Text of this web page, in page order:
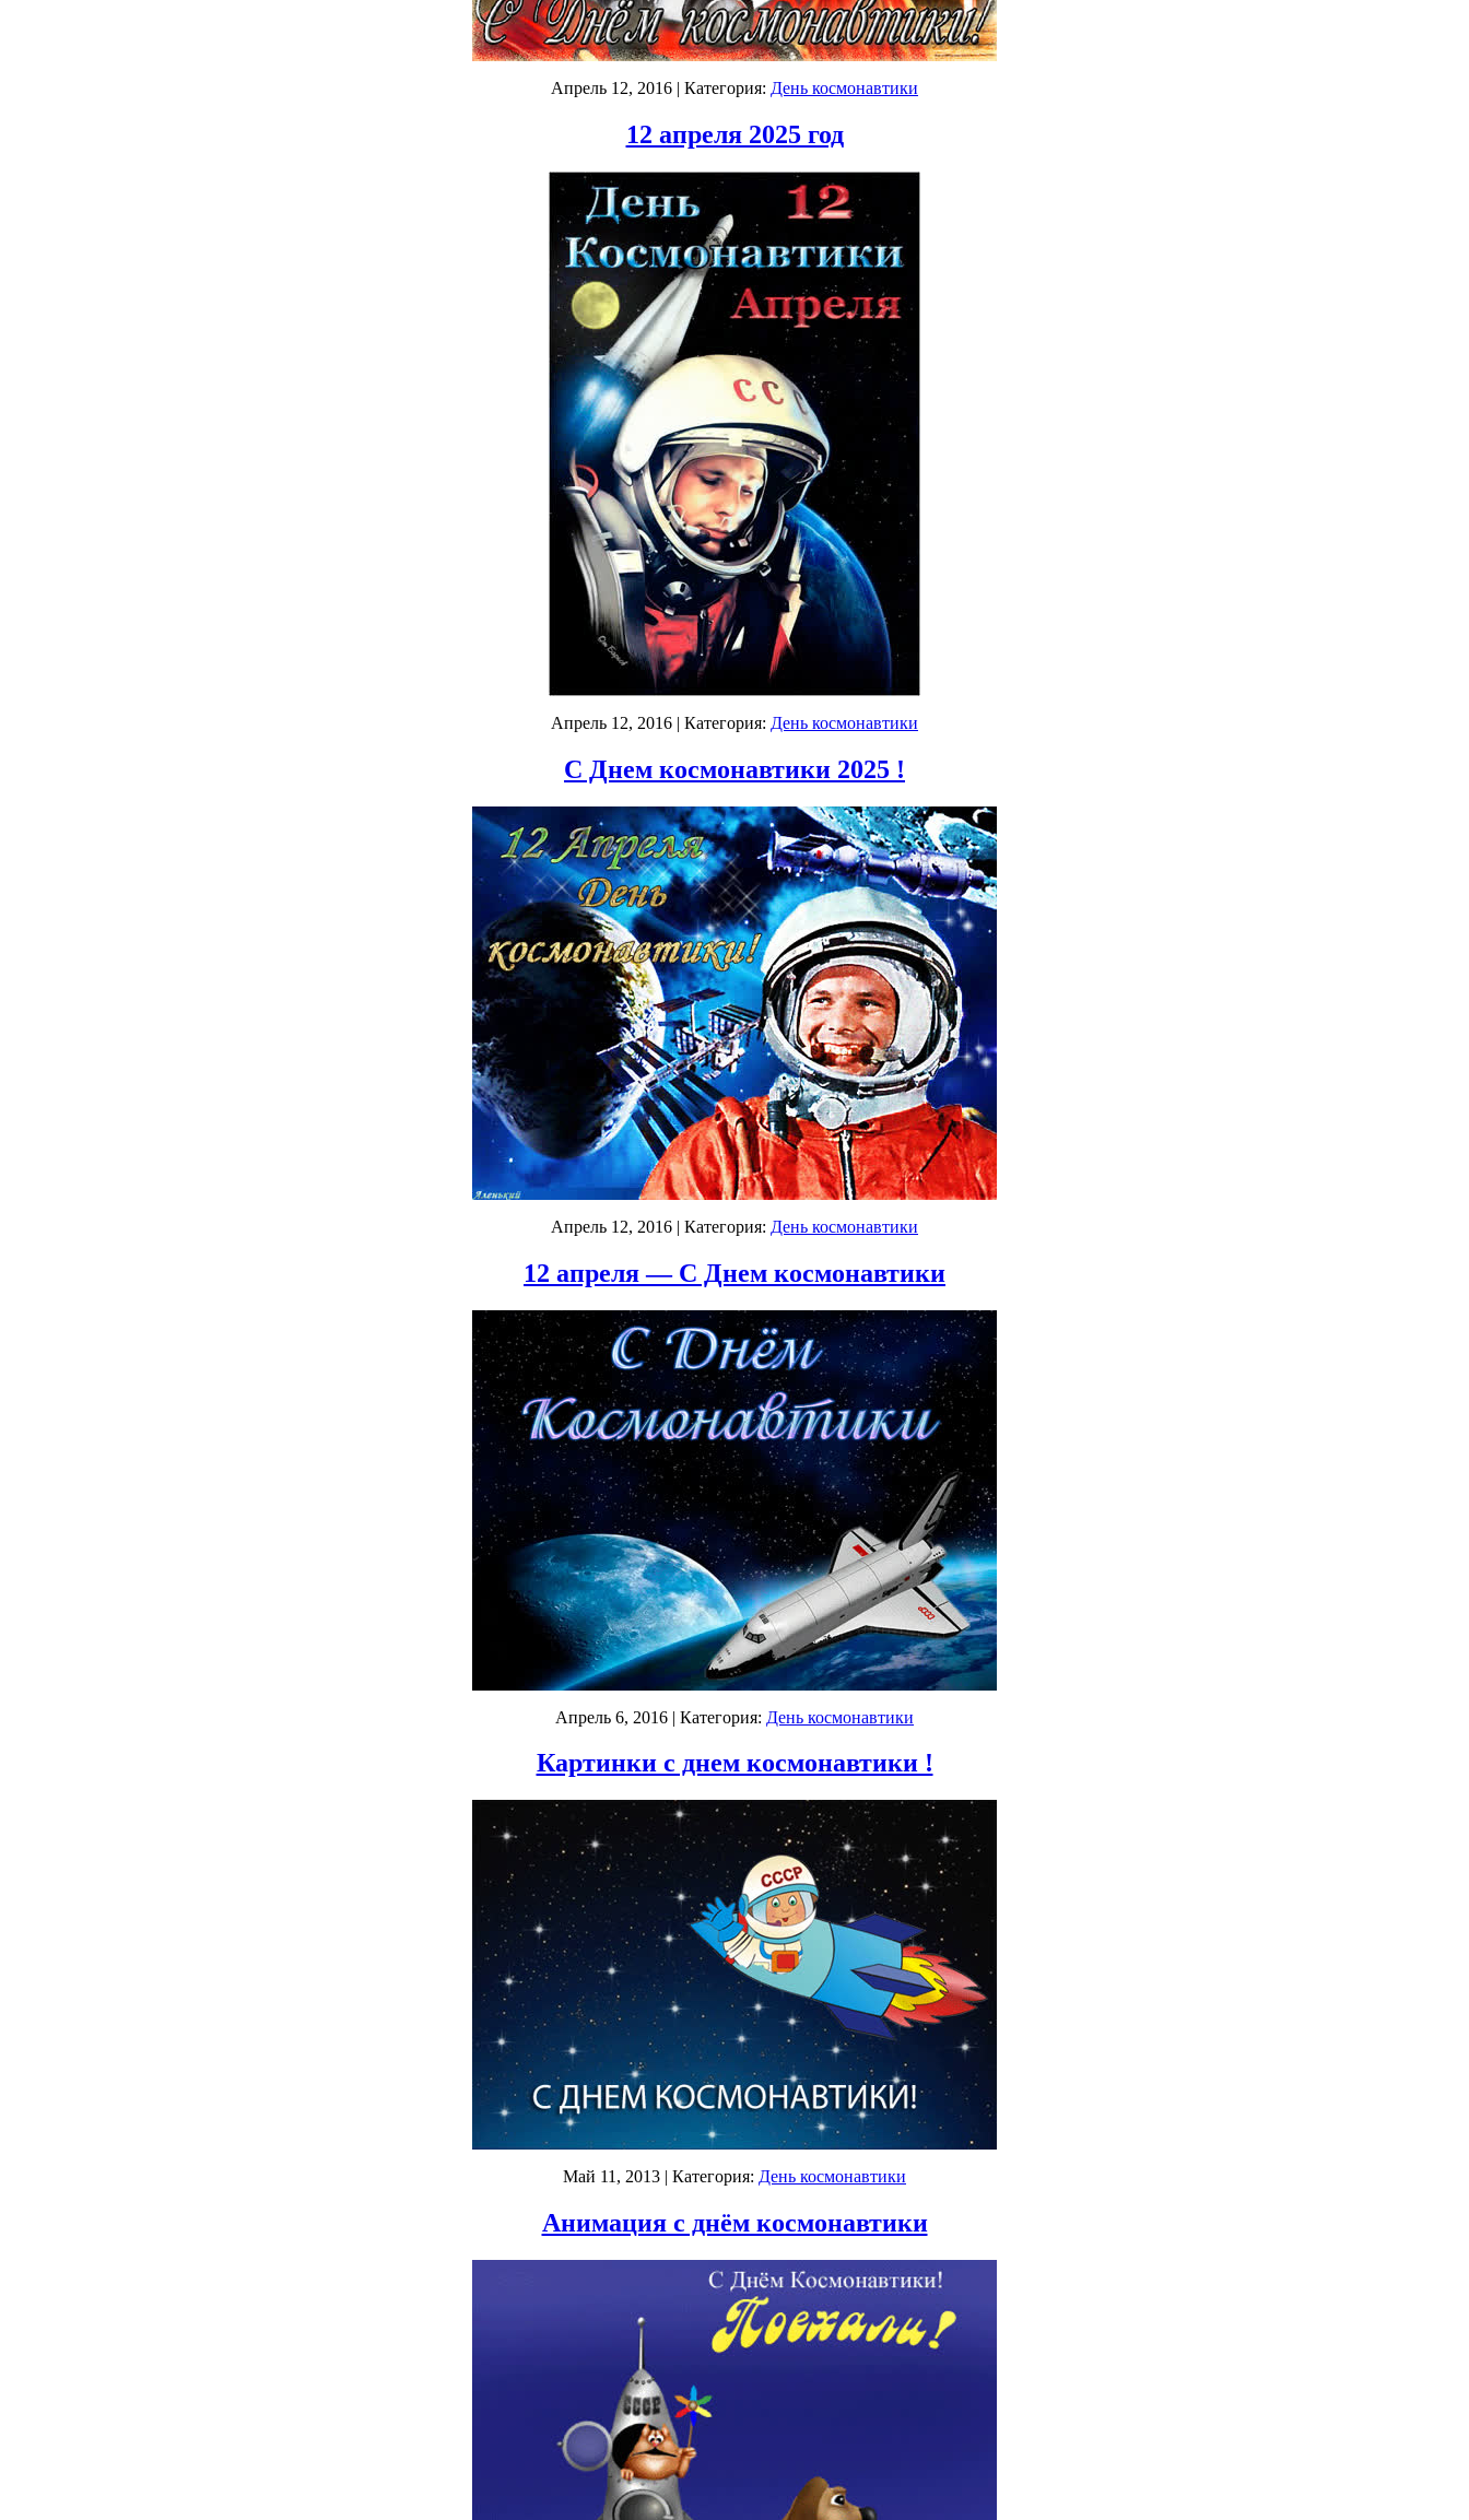
Апрель 12, 2016 | Категория: День космонавтики
12 апреля 2025 год
Апрель 12, 2016 | Категория: День космонавтики
С Днем космонавтики 2025 !
Апрель 12, 2016 | Категория: День космонавтики
12 апреля — С Днем космонавтики
Апрель 6, 2016 | Категория: День космонавтики
Картинки с днем космонавтики !
Май 11, 2013 | Категория: День космонавтики
Анимация с днём космонавтики